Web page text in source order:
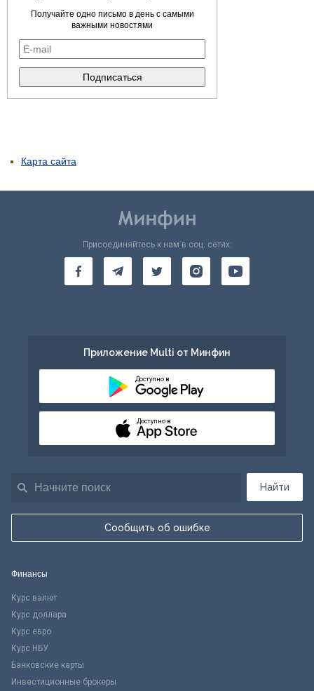
Получайте одно письмо в день с самыми
важными новостями
Карта сайта
Найти
Сообщить об ошибке
Присоединяйтесь к нам в соц. сетях:
Приложение Multi от Минфин
Доступно в
Доступно в
Финансы
Курс валют
Курс доллара
Курс евро
Курс НБУ
Банковские карты
Инвестиционные брокеры